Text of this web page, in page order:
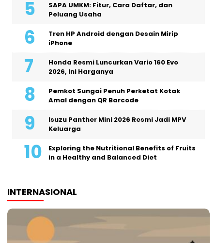
SAPA UMKM: Fitur, Cara Daftar, dan
Peluang Usaha
Tren HP Android dengan Desain Mirip
iPhone
Honda Resmi Luncurkan Vario 160 Evo
2026, Ini Harganya
Pemkot Sungai Penuh Perketat Kotak
Amal dengan QR Barcode
Isuzu Panther Mini 2026 Resmi Jadi MPV
Keluarga
Exploring the Nutritional Benefits of Fruits
in a Healthy and Balanced Diet
INTERNASIONAL